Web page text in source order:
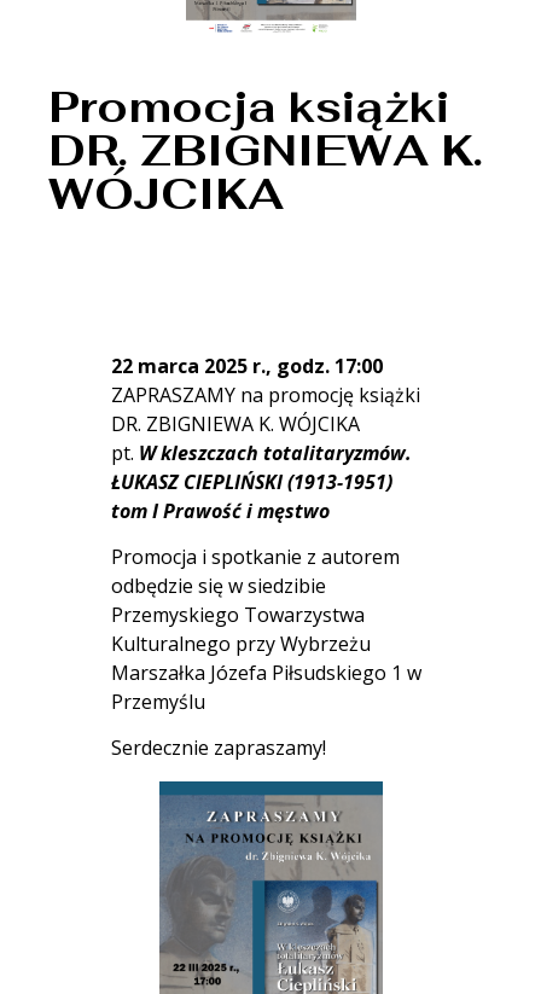
Promocja książki
DR. ZBIGNIEWA K.
WÓJCIKA
22 marca 2025 r., godz. 17:00
ZAPRASZAMY na promocję książki
DR. ZBIGNIEWA K. WÓJCIKA
pt. W kleszczach totalitaryzmów.
ŁUKASZ CIEPLIŃSKI (1913-1951)
tom I Prawość i męstwo
Promocja i spotkanie z autorem
odbędzie się w siedzibie
Przemyskiego Towarzystwa
Kulturalnego przy Wybrzeżu
Marszałka Józefa Piłsudskiego 1 w
Przemyślu
Serdecznie zapraszamy!